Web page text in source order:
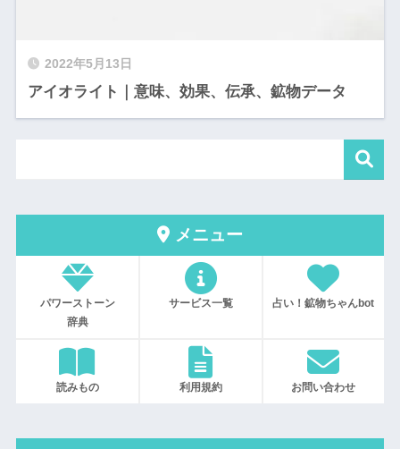
2022年5月13日
アイオライト｜意味、効果、伝承、鉱物データ
メニュー
パワーストーン
辞典
サービス一覧 占い！鉱物ちゃんbot
読みもの 利用規約 お問い合わせ